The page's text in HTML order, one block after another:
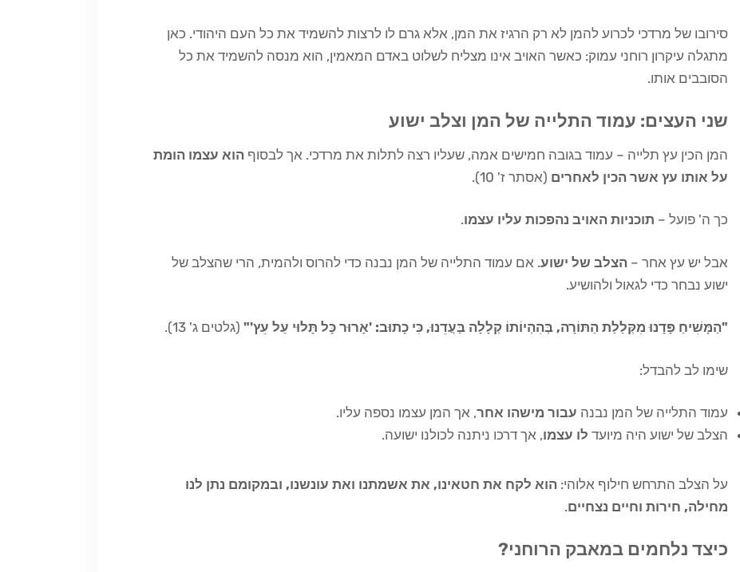
סירובו של מרדכי לכרוע להמן לא רק הרגיז את המן, אלא גרם לו לרצות להשמיד את כל העם היהודי. כאן
מתגלה עיקרון רוחני עמוק: כאשר האויב אינו מצליח לשלוט באדם המאמין, הוא מנסה להשמיד את כל
הסובבים אותו.
שני העצים: עמוד התלייה של המן וצלב ישוע
המן הכין עץ תלייה – עמוד בגובה חמישים אמה, שעליו רצה לתלות את מרדכי. אך לבסוף הוא עצמו הומת
על אותו עץ אשר הכין לאחרים (אסתר ז' 10).
כך ה' פועל – תוכניות האויב נהפכות עליו עצמו.
אבל יש עץ אחר – הצלב של ישוע. אם עמוד התלייה של המן נבנה כדי להרוס ולהמית, הרי שהצלב של
ישוע נבחר כדי לגאול ולהושיע.
"הַמָּשִׁיחַ פָּדָנוּ מִקְּלַלַת הַתּוֹרָה, בְּהִהְיוֹתוֹ קְלָלָה בַּעֲדֵנוּ, כִּי כָתוּב: 'אָרוּר כָּל תָּלוּי עַל עֵץ'" (גלטים ג' 13).
שימו לב להבדל:
עמוד התלייה של המן נבנה עבור מישהו אחר, אך המן עצמו נספה עליו.
הצלב של ישוע היה מיועד לו עצמו, אך דרכו ניתנה לכולנו ישועה.
על הצלב התרחש חילוף אלוהי: הוא לקח את חטאינו, את אשמתנו ואת עונשנו, ובמקומם נתן לנו
מחילה, חירות וחיים נצחיים.
כיצד נלחמים במאבק הרוחני?